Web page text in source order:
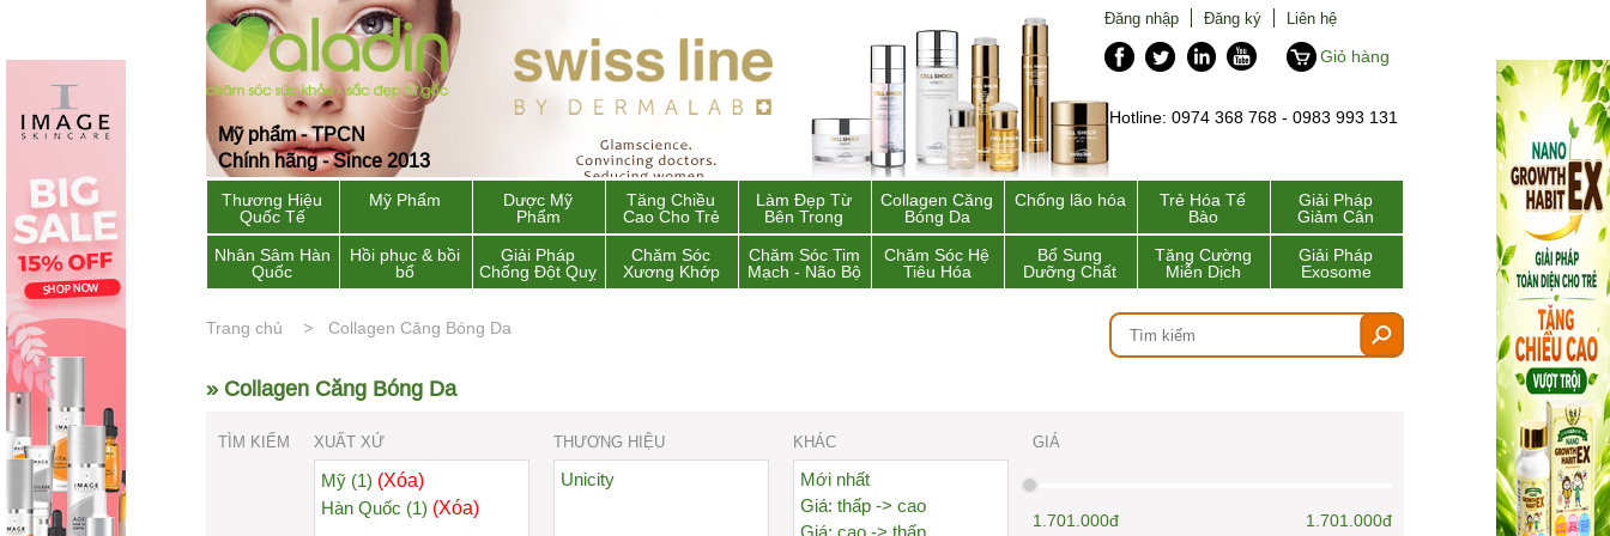
Mỹ phẩm - TPCN
Chính hãng - Since 2013
Đăng nhập Đăng ký
Liên hệ
Giỏ hàng
Hotline: 0974 368 768 - 0983 993 131
Thương Hiệu
Quốc Tế
Mỹ Phẩm
Dược Mỹ
Phẩm
Tăng Chiều
Cao Cho Trẻ
Làm Đẹp Từ
Bên Trong
Collagen Căng
Bóng Da
Chống lão hóa
Trẻ Hóa Tế
Bào
Giải Pháp
Giảm Cân
Nhân Sâm Hàn
Quốc
Hồi phục & bồi
bổ
Giải Pháp
Chống Đột Quỵ
Chăm Sóc
Xương Khớp
Chăm Sóc Tim
Mạch - Não Bộ
Chăm Sóc Hệ
Tiêu Hóa
Bổ Sung
Dưỡng Chất
Tăng Cường
Miễn Dịch
Giải Pháp
Exosome
Trang chủ Collagen Căng Bóng Da
» Collagen Căng Bóng Da
TÌM KIẾM XUẤT XỨ
Mỹ (1) (Xóa)
Hàn Quốc (1) (Xóa)
THƯƠNG HIỆU
Unicity
KHÁC
Mới nhất
Giá: thấp -> cao
Giá: cao -> thấp
GIÁ
1.701.000đ 1.701.000đ